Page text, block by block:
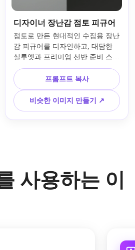
디자이너 장난감 점토 피규어
점토로 만든 현대적인 수집용 장난
감 피규어를 디자인하고, 대담한
실루엣과 프리미엄 선반 준비 스타
일로 깨끗한 디스플레이 받침대에
포즈를 취하세요. 무광택 폴리머
클레이 질감, 생생한 악센트가 있
는 차분한 트렌디한 색상, 제어된
스튜디오 조명, 부드러운 반사, 최
소한의 배경, 부드러운 조각 윤곽
프롬프트 복사
비슷한 이미지 만들기 ↗
사용하는 이